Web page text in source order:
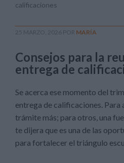
calificaciones
25 MARZO, 2026 POR MARÍA
Consejos para la
entrega de
Se acerca ese momento del
entrega de calificaciones. Para
trámite más; para otros, una
te dijera que es una de las
para fortalecer el triángulo